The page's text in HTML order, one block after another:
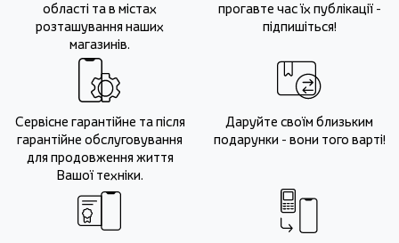
області та в містах
розташування наших
магазинів.
прогавте час їх публікації -
підпишіться!
Сервісне гарантійне та після
гарантійне обслуговування
для продовження життя
Вашої техніки.
Даруйте своїм близьким
подарунки - вони того варті!